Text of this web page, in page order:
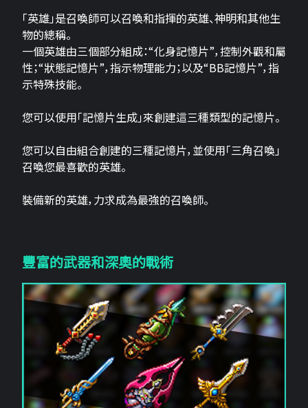
「英雄」是召喚師可以召喚和指揮的英雄、神明和其他生
物的總稱。
一個英雄由三個部分組成：“化身記憶片”，控制外觀和屬
性；“狀態記憶片”，指示物理能力；以及“BB記憶片”，指
示特殊技能。
您可以使用「記憶片生成」來創建這三​​種類型的記憶片。
您可以自由組合創建的三種記憶片，並使用「三角召喚」
召喚您最喜歡的英雄。
裝備新的英雄，力求成為最強的召喚師。
豐富的武器和深奧的戰術